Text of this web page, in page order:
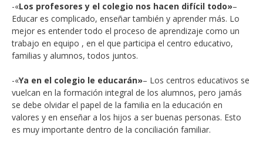
-«Los profesores y el colegio nos hacen difícil todo»–
Educar es complicado, enseñar también y aprender más. Lo
mejor es entender todo el proceso de aprendizaje como un
trabajo en equipo , en el que participa el centro educativo,
familias y alumnos, todos juntos.
-«Ya en el colegio le educarán»– Los centros educativos se
vuelcan en la formación integral de los alumnos, pero jamás
se debe olvidar el papel de la familia en la educación en
valores y en enseñar a los hijos a ser buenas personas. Esto
es muy importante dentro de la conciliación familiar.